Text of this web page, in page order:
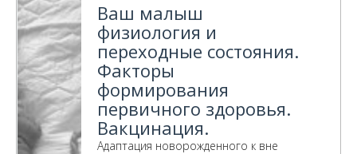
Ваш малыш
физиология и
переходные состояния.
Факторы
формирования
первичного здоровья.
Вакцинация.
Адаптация новорожденного к вне